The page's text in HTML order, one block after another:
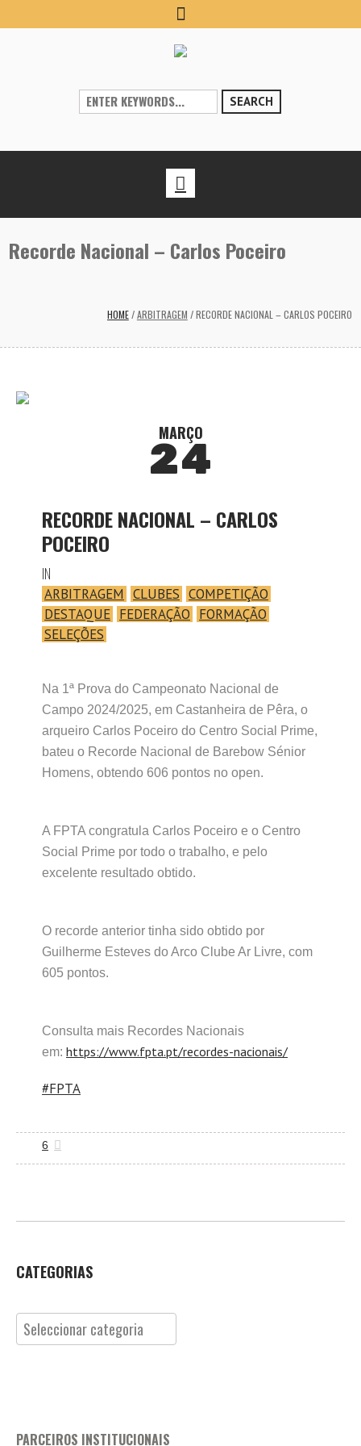
SEARCH
Recorde Nacional – Carlos Poceiro
HOME/ARBITRAGEM /RECORDE NACIONAL – CARLOS POCEIRO
MARÇO
24
RECORDE NACIONAL – CARLOS
POCEIRO
IN
ARBITRAGEM CLUBES COMPETIÇÃO
DESTAQUE FEDERAÇÃO FORMAÇÃO
SELEÇÕES
Na 1ª Prova do Campeonato Nacional de
Campo 2024/2025, em Castanheira de Pêra, o
arqueiro Carlos Poceiro do Centro Social Prime,
bateu o Recorde Nacional de Barebow Sénior
Homens, obtendo 606 pontos no open.
A FPTA congratula Carlos Poceiro e o Centro
Social Prime por todo o trabalho, e pelo
excelente resultado obtido.
O recorde anterior tinha sido obtido por
Guilherme Esteves do Arco Clube Ar Livre, com
605 pontos.
Consulta mais Recordes Nacionais
em: https://www.fpta.pt/recordes-nacionais/
#FPTA
6
CATEGORIAS
Categorias
PARCEIROS INSTITUCIONAIS